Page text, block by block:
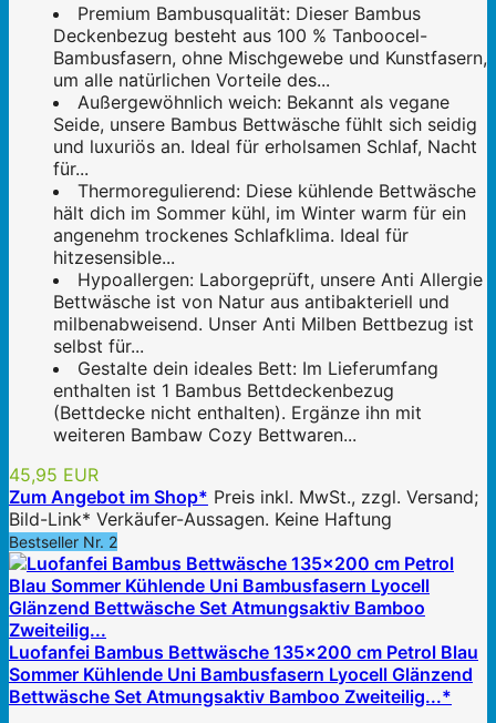
Premium Bambusqualität: Dieser Bambus
Deckenbezug besteht aus 100 % Tanboocel-
Bambusfasern, ohne Mischgewebe und Kunstfasern,
um alle natürlichen Vorteile des...
Außergewöhnlich weich: Bekannt als vegane
Seide, unsere Bambus Bettwäsche fühlt sich seidig
und luxuriös an. Ideal für erholsamen Schlaf, Nacht
für...
Thermoregulierend: Diese kühlende Bettwäsche
hält dich im Sommer kühl, im Winter warm für ein
angenehm trockenes Schlafklima. Ideal für
hitzesensible...
Hypoallergen: Laborgeprüft, unsere Anti Allergie
Bettwäsche ist von Natur aus antibakteriell und
milbenabweisend. Unser Anti Milben Bettbezug ist
selbst für...
Gestalte dein ideales Bett: Im Lieferumfang
enthalten ist 1 Bambus Bettdeckenbezug
(Bettdecke nicht enthalten). Ergänze ihn mit
weiteren Bambaw Cozy Bettwaren...
45,95 EUR
Zum Angebot im Shop* Preis inkl. MwSt., zzgl. Versand;
Bild-Link* Verkäufer-Aussagen. Keine Haftung
Bestseller Nr. 2
Luofanfei Bambus Bettwäsche 135x200 cm Petrol Blau
Sommer Kühlende Uni Bambusfasern Lyocell Glänzend
Bettwäsche Set Atmungsaktiv Bamboo Zweiteilig...*